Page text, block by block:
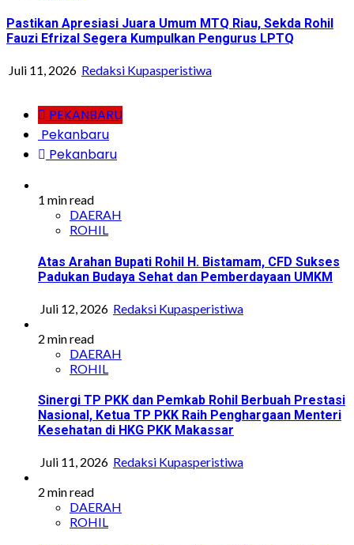
Pastikan Apresiasi Juara Umum MTQ Riau, Sekda Rohil
Fauzi Efrizal Segera Kumpulkan Pengurus LPTQ
Juli 11, 2026 Redaksi Kupasperistiwa
PEKANBARU
Pekanbaru
Pekanbaru
1 min read
DAERAH
ROHIL
Atas Arahan Bupati Rohil H. Bistamam, CFD Sukses
Padukan Budaya Sehat dan Pemberdayaan UMKM
Juli 12, 2026 Redaksi Kupasperistiwa
2 min read
DAERAH
ROHIL
Sinergi TP PKK dan Pemkab Rohil Berbuah Prestasi
Nasional, Ketua TP PKK Raih Penghargaan Menteri
Kesehatan di HKG PKK Makassar
Juli 11, 2026 Redaksi Kupasperistiwa
2 min read
DAERAH
ROHIL